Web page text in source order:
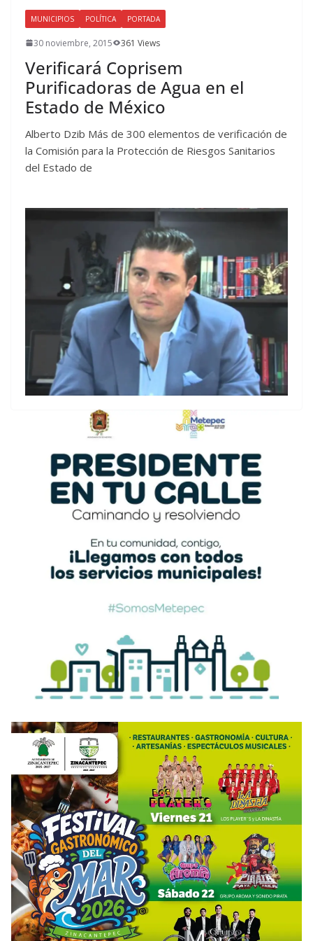
MUNICIPIOS POLÍTICA PORTADA
30 noviembre, 2015 361 Views
Verificará Coprisem
Purificadoras de Agua en el
Estado de México
Alberto Dzib Más de 300 elementos de verificación de
la Comisión para la Protección de Riesgos Sanitarios
del Estado de